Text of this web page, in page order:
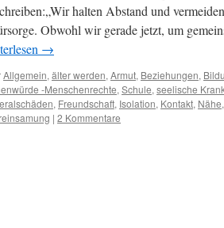
halten Abstand und
Obwohl wir gerade jetzt, um
→
Allgemein, älter werden, Armut, Beziehungen,
-Menschenrechte, Schule, seelische
, Freundschaft, Isolation, Kontakt, Nähe,
| 2 Kommentare